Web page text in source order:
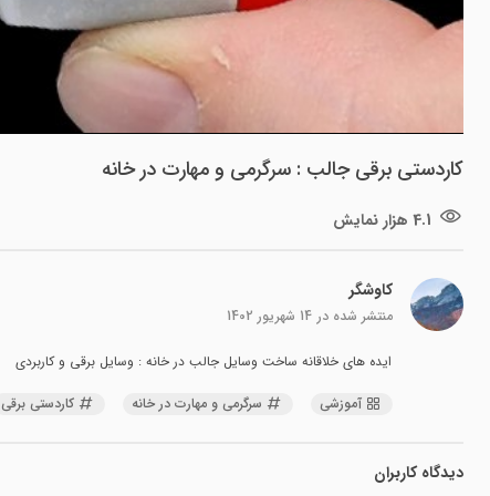
کاردستی برقی جالب : سرگرمی و مهارت در خانه
4.1 هزار نمایش
کاوشگر
منتشر شده در 14 شهریور 1402
ایده های خلاقانه ساخت وسایل جالب در خانه : وسایل برقی و کاربردی
آموزشی
سرگرمی و مهارت در خانه کاردستی برقی
دیدگاه کاربران